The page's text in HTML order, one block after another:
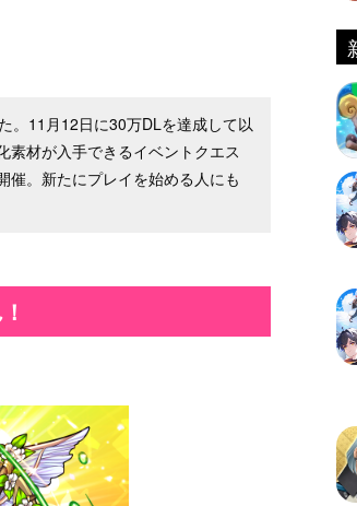
。11月12日に30万DLを達成して以
素材が入手できるイベントクエス
催。新たにプレイを始める人にも